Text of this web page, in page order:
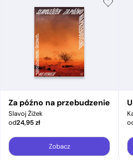
Za późno na przebudzenie
Slavoj Žižek
od24,95zł
Zobacz